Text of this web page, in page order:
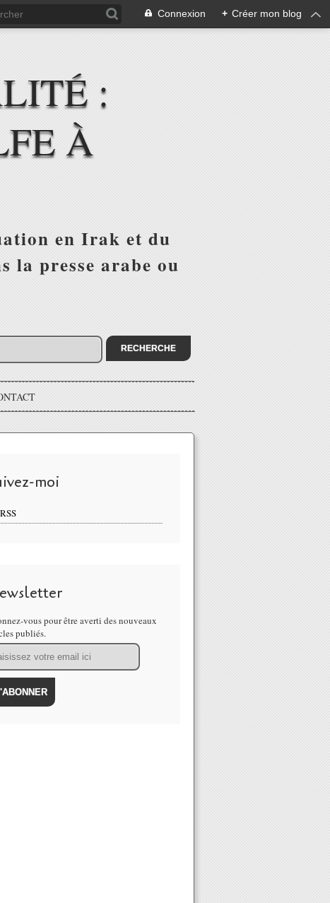
Connexion + Créer mon blog
:
À
en Irak et du
presse arabe ou
moi
RSS
vous pour être averti des nouveaux
publiés.